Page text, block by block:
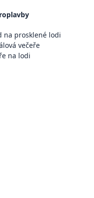
1714.
právě
Vltavy. Dotek
má podle
na prosklené lodi
večeře
na lodi